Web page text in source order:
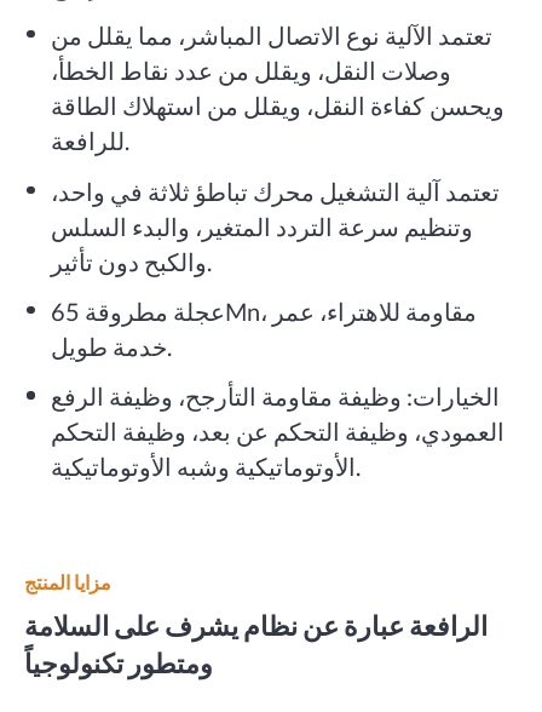
تعتمد الآلية نوع الاتصال المباشر، مما يقلل من
وصلات النقل، ويقلل من عدد نقاط الخطأ،
ويحسن كفاءة النقل، ويقلل من استهلاك الطاقة
للرافعة.
تعتمد آلية التشغيل محرك تباطؤ ثلاثة في واحد،
وتنظيم سرعة التردد المتغير، والبدء السلس
والكبح دون تأثير.
عجلة مطروقة 65Mn، مقاومة للاهتراء، عمر
خدمة طويل.
الخيارات: وظيفة مقاومة التأرجح، وظيفة الرفع
العمودي، وظيفة التحكم عن بعد، وظيفة التحكم
الأوتوماتيكية وشبه الأوتوماتيكية.
مزايا المنتج
الرافعة عبارة عن نظام يشرف على السلامة
ومتطور تكنولوجياً